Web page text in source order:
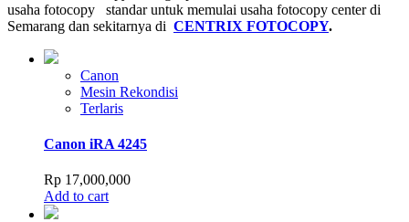
usaha fotocopy standar untuk memulai usaha fotocopy center di
Semarang dan sekitarnya di CENTRIX FOTOCOPY.
Canon
Mesin Rekondisi
Terlaris
Canon iRA 4245
Rp 17,000,000
Add to cart